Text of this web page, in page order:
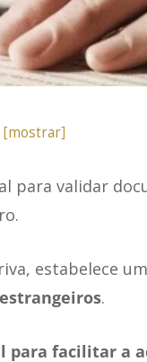
[mostrar]
para validar
estabelece um
.
para facilitar a